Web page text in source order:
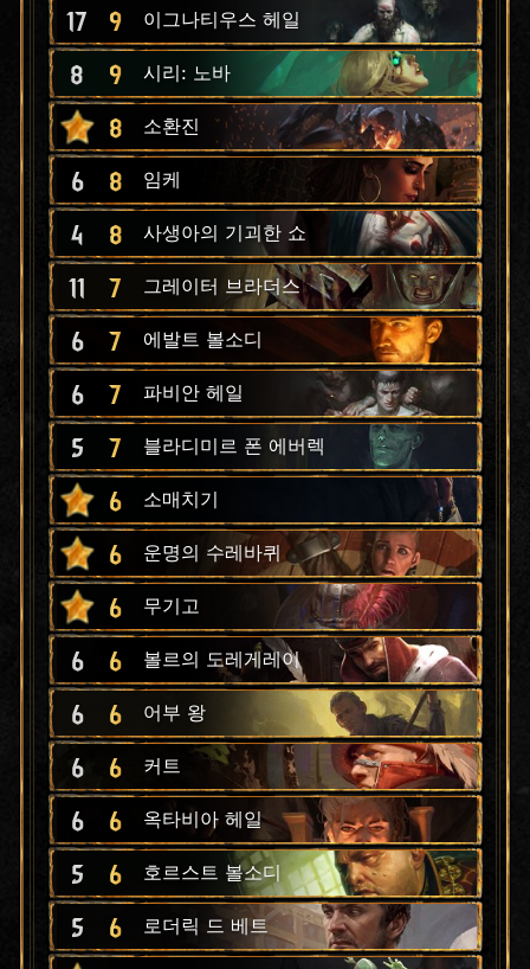
17 9 이그나티우스 헤일
8 9 시리: 노바
8 소환진
6 8 임케
4 8 사생아의 기괴한 쇼
11 7 그레이터 브라더스
6 7 에발트 볼소디
6 7 파비안 헤일
5 7 블라디미르 폰 에버렉
6 소매치기
6 운명의 수레바퀴
6 무기고
6 6 볼르의 도레게레이
6 6 어부 왕
6 6 커트
6 6 옥타비아 헤일
5 6 호르스트 볼소디
5 6 로더릭 드 베트